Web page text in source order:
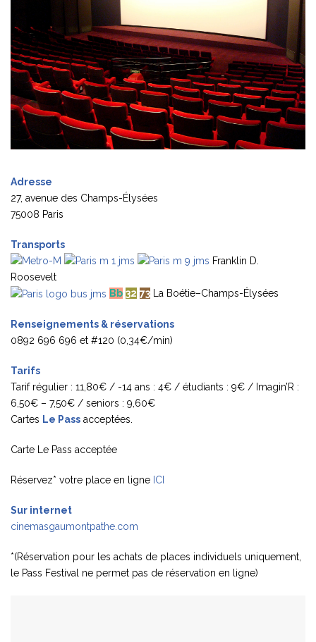
Adresse
27, avenue des Champs-Élysées
75008 Paris
Transports
Franklin D.
Roosevelt
Bb 32 73 La Boétie–Champs-Élysées
Renseignements & réservations
0892 696 696 et #120 (0,34€/min)
Tarifs
Tarif régulier : 11,80€ / -14 ans : 4€ / étudiants : 9€ / Imagin’R :
6,50€ – 7,50€ / seniors : 9,60€
Cartes Le Pass acceptées.
Carte Le Pass acceptée
Réservez* votre place en ligne ICI
Sur internet
cinemasgaumontpathe.com
*(Réservation pour les achats de places individuels uniquement,
le Pass Festival ne permet pas de réservation en ligne)